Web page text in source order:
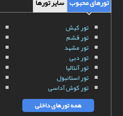
تور کیش
تور قشم
تور مشهد
تور دبی
تور آنتالیا
تور استانبول
تور کوش آداسی
همه تورهای داخلی